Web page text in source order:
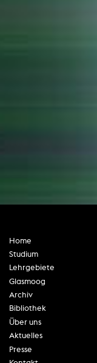
Home
Studium
Lehrgebiete
Glasmoog
Archiv
Bibliothek
Über uns
Aktuelles
Presse